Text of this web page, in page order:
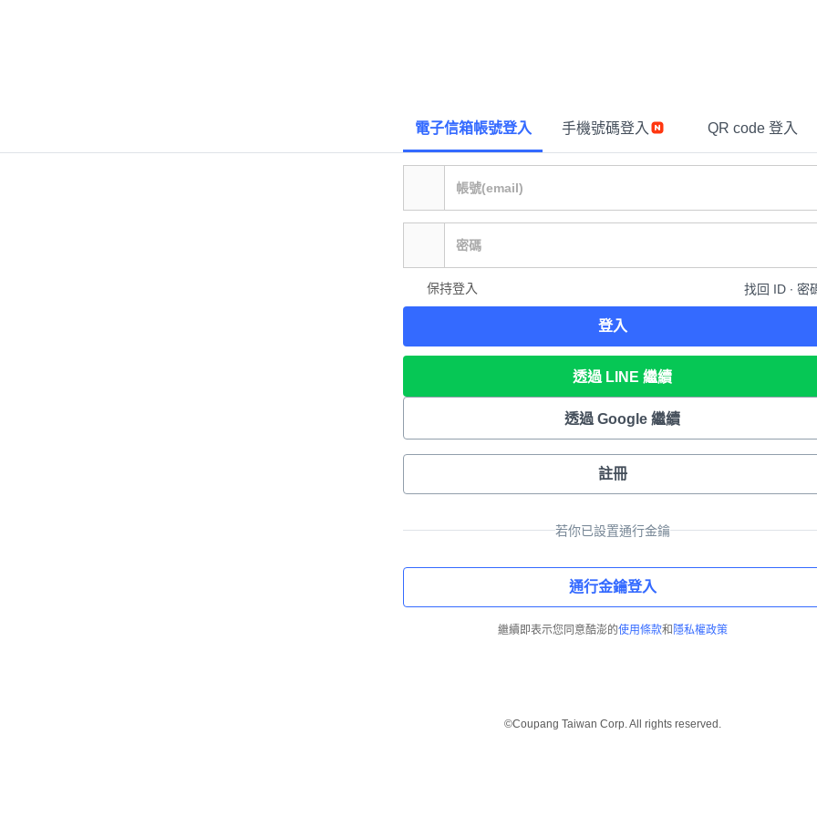
電子信箱帳號登入 手機號碼登入 QR code 登入
保持登入 找回 ID ∙ 密
登入
透過 LINE 繼續
透過 Google 繼續
註冊
若你已設置通行金鑰
通行金鑰登入
繼續即表示您同意酷澎的使用條款和 隱私權政策
©Coupang Taiwan Corp. All rights reserved.